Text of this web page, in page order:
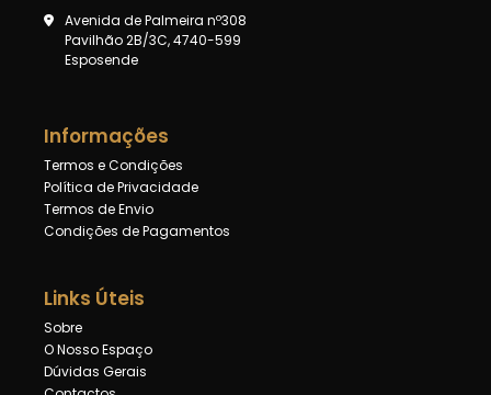
Avenida de Palmeira nº308
Pavilhão 2B/3C, 4740-599
Esposende
Informações
Termos e Condições
Política de Privacidade
Termos de Envio
Condições de Pagamentos
Links Úteis
Sobre
O Nosso Espaço
Dúvidas Gerais